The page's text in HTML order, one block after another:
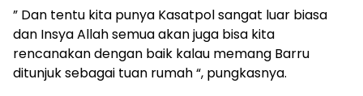
” Dan tentu kita punya Kasatpol sangat luar biasa
dan Insya Allah semua akan juga bisa kita
rencanakan dengan baik kalau memang Barru
ditunjuk sebagai tuan rumah “, pungkasnya.